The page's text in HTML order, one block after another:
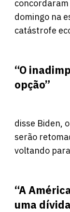
concordaram
domingo na
catástrofe
“O
opção”
disse Biden,
serão
voltando
“A
uma